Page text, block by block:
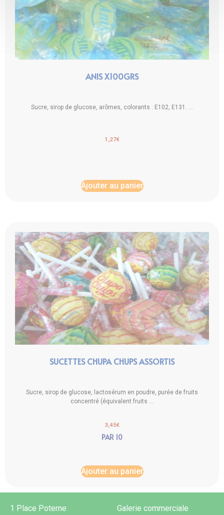
ANIS X100GRS
Sucre, sirop de glucose, arômes, colorants : E102, E131. ...
1,27€
Ajouter au panier
SUCETTES CHUPA CHUPS ASSORTIS
Sucre, sirop de glucose, lactosérum en poudre, purée de fruits
concentré (équivalent fruits ...
3,45€
PAR 10
Ajouter au panier
1 Place Poterne
Galerie commerciale